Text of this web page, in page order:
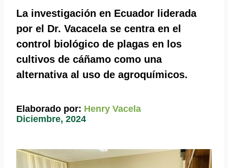
La investigación en Ecuador liderada
por el Dr. Vacacela se centra en el
control biológico de plagas en los
cultivos de cáñamo como una
alternativa al uso de agroquímicos.
Elaborado por: Henry Vacela
Diciembre, 2024